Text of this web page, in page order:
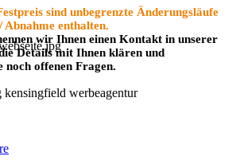
sind unbegrenzte Änderungsläufe
enthalten.
wir Ihnen einen Kontakt in unserer
Details mit Ihnen klären und
noch offenen Fragen.